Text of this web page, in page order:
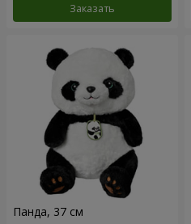
Заказать
Панда, 37 см